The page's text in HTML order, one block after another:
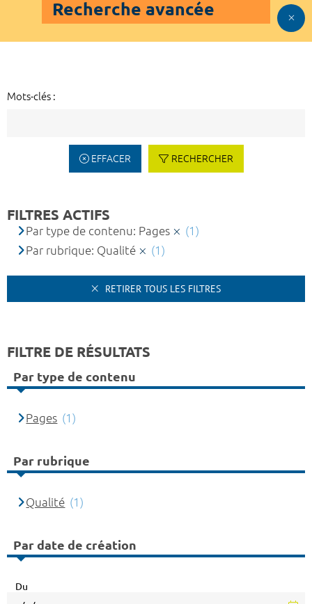
Recherche avancée
Mots-clés :
EFFACER RECHERCHER
FILTRES ACTIFS
Par type de contenu: Pages
(1)
Par rubrique: Qualité
(1)
RETIRER TOUS LES FILTRES
FILTRE DE RÉSULTATS
Par type de contenu
Pages (1)
Par rubrique
Qualité (1)
Par date de création
Du